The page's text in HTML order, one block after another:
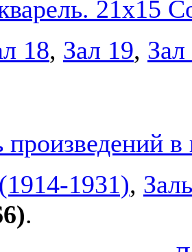
18, Зал 19,
произведений
1931),
.